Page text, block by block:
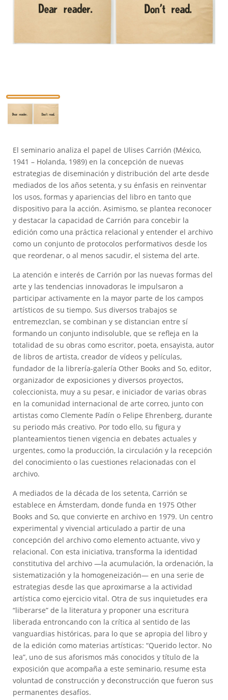
El seminario analiza el papel de Ulises Carrión (México,
1941 – Holanda, 1989) en la concepción de nuevas
estrategias de diseminación y distribución del arte desde
mediados de los años setenta, y su énfasis en reinventar
los usos, formas y apariencias del libro en tanto que
dispositivo para la acción. Asimismo, se plantea reconocer
y destacar la capacidad de Carrión para concebir la
edición como una práctica relacional y entender el archivo
como un conjunto de protocolos performativos desde los
que reordenar, o al menos sacudir, el sistema del arte.
La atención e interés de Carrión por las nuevas formas del
arte y las tendencias innovadoras le impulsaron a
participar activamente en la mayor parte de los campos
artísticos de su tiempo. Sus diversos trabajos se
entremezclan, se combinan y se distancian entre sí
formando un conjunto indisoluble, que se refleja en la
totalidad de su obras como escritor, poeta, ensayista, autor
de libros de artista, creador de vídeos y películas,
fundador de la librería-galería Other Books and So, editor,
organizador de exposiciones y diversos proyectos,
coleccionista, muy a su pesar, e iniciador de varias obras
en la comunidad internacional de arte correo, junto con
artistas como Clemente Padín o Felipe Ehrenberg, durante
su periodo más creativo. Por todo ello, su figura y
planteamientos tienen vigencia en debates actuales y
urgentes, como la producción, la circulación y la recepción
del conocimiento o las cuestiones relacionadas con el
archivo.
A mediados de la década de los setenta, Carrión se
establece en Ámsterdam, donde funda en 1975 Other
Books and So, que convierte en archivo en 1979. Un centro
experimental y vivencial articulado a partir de una
concepción del archivo como elemento actuante, vivo y
relacional. Con esta iniciativa, transforma la identidad
constitutiva del archivo —la acumulación, la ordenación, la
sistematización y la homogeneización— en una serie de
estrategias desde las que aproximarse a la actividad
artística como ejercicio vital. Otra de sus inquietudes era
“liberarse” de la literatura y proponer una escritura
liberada entroncando con la crítica al sentido de las
vanguardias históricas, para lo que se apropia del libro y
de la edición como materias artísticas: “Querido lector. No
lea”, uno de sus aforismos más conocidos y título de la
exposición que acompaña a este seminario, resume esta
voluntad de construcción y deconstrucción que fueron sus
permanentes desafíos.